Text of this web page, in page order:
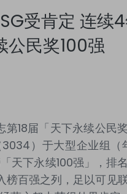
受肯定 连续
公民奖100强
第18届「天下永续公民
3034 ）于大型企业组（
天下永续100强」，排
榜百强之列，足以可见